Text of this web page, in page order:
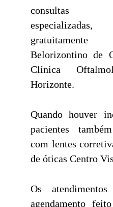
consultas
Belorizontino de
Clínica
Horizonte.
Quando houver
pacientes
com lentes
de óticas Centro
Os
agendamento